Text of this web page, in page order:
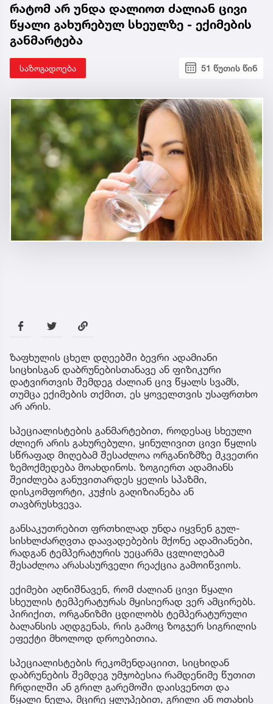
რატომ არ უნდა დალიოთ ძალიან ცივი
წყალი გახურებულ სხეულზე - ექიმების
განმარტება
საზოგადოება 51 წუთის წინ
ზაფხულის ცხელ დღეებში ბევრი ადამიანი
სიცხისგან დაბრუნებისთანავე ან ფიზიკური
დატვირთვის შემდეგ ძალიან ცივ წყალს სვამს,
თუმცა ექიმების თქმით, ეს ყოველთვის უსაფრთხო
არ არის.
სპეციალისტების განმარტებით, როდესაც სხეული
ძლიერ არის გახურებული, ყინულივით ცივი წყლის
სწრაფად მიღებამ შესაძლოა ორგანიზმზე მკვეთრი
ზემოქმედება მოახდინოს. ზოგიერთ ადამიანს
შეიძლება განუვითარდეს ყელის სპაზმი,
დისკომფორტი, კუჭის გაღიზიანება ან
თავბრუსხვევა.
განსაკუთრებით ფრთხილად უნდა იყვნენ გულ-
სისხლძარღვთა დაავადებების მქონე ადამიანები,
რადგან ტემპერატურის უეცარმა ცვლილებამ
შესაძლოა არასასურველი რეაქცია გამოიწვიოს.
ექიმები აღნიშნავენ, რომ ძალიან ცივი წყალი
სხეულის ტემპერატურას მყისიერად ვერ ამცირებს.
პირიქით, ორგანიზმი ცდილობს ტემპერატურული
ბალანსის აღდგენას, რის გამოც ზოგჯერ სიგრილის
ეფექტი მხოლოდ დროებითია.
სპეციალისტების რეკომენდაციით, სიცხიდან
დაბრუნების შემდეგ უმჯობესია რამდენიმე წუთით
ჩრდილში ან გრილ გარემოში დაისვენოთ და
წყალი ნელა, მცირე ყლუპებით, გრილი ან ოთახის